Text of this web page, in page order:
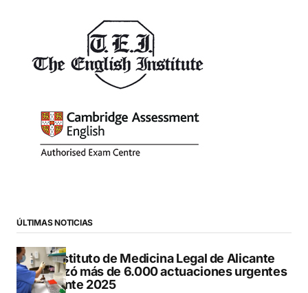
ÚLTIMAS NOTICIAS
El Instituto de Medicina Legal de Alicante
realizó más de 6.000 actuaciones urgentes
durante 2025